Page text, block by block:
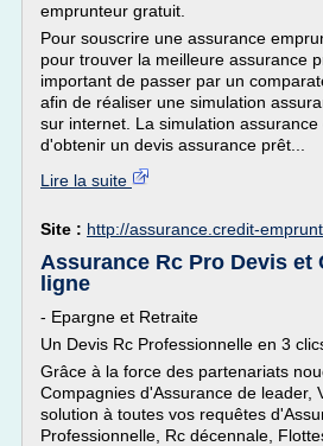
emprunteur gratuit.
Pour souscrire une assurance
pour trouver la meilleure assurance
important de passer par un
afin de réaliser une simulation
sur internet. La simulation
d'obtenir un devis assurance prêt...
Lire la suite
Site : http://assurance.credit-
Assurance Rc Pro Devis et
ligne
- Epargne et Retraite
Un Devis Rc Professionnelle en 3
Grâce à la force des partenariats
Compagnies d'Assurance de leader,
solution à toutes vos requêtes
Professionnelle, Rc décennale,